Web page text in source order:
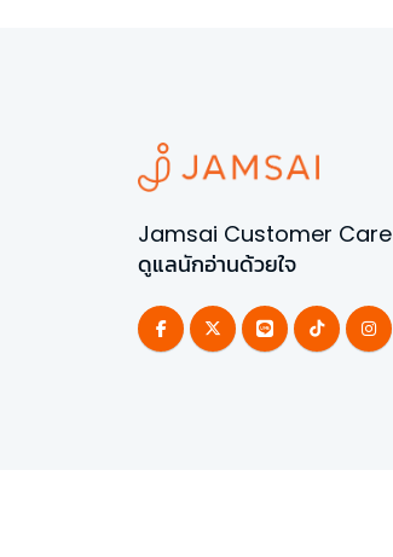
Jamsai Customer Care
ดูแลนักอ่านด้วยใจ